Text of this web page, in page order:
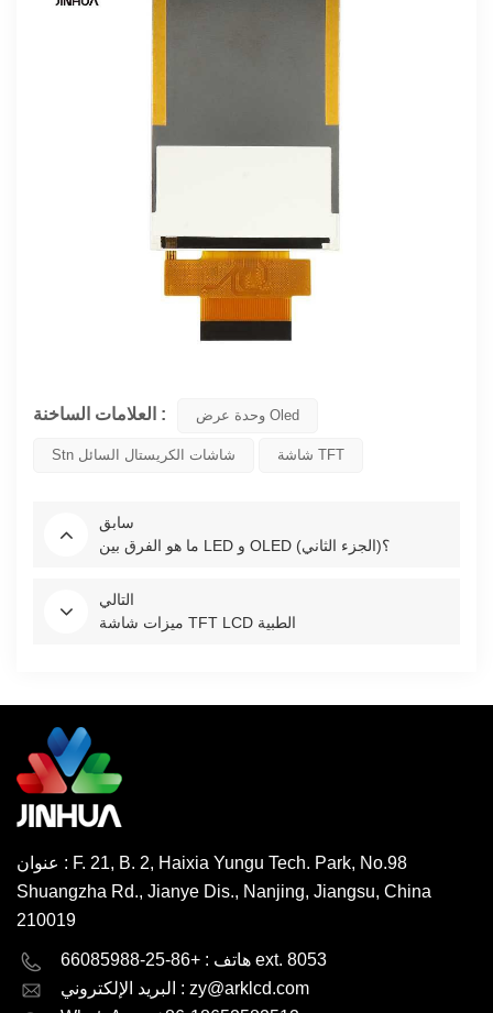
العلامات الساخنة : وحدة عرض Oled
Stn شاشات الكريستال السائل شاشة TFT
سابق
ما هو الفرق بين LED و OLED (الجزء الثاني)؟
التالي
ميزات شاشة TFT LCD الطبية
عنوان : F. 21, B. 2, Haixia Yungu Tech. Park, No.98
Shuangzha Rd., Jianye Dis., Nanjing, Jiangsu, China
210019
هاتف : +86-25-66085988 ext. 8053
البريد الإلكتروني : zy@arklcd.com
English Deutsch
русский español